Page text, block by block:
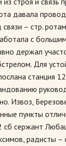
давала
– стр.
с
держал
Для
станция
Извоз,
пункты
сб сержант
радисты –